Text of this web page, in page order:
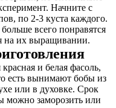
Начните с
по 2-3 куста каждого.
всего понравятся
на их выращивании.
и белая фасоль,
есть вынимают бобы из
или в духовке. Срок
можно заморозить или